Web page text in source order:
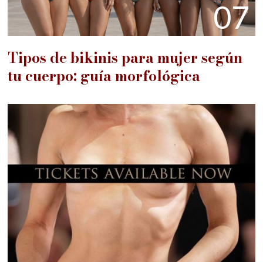
07
Tipos de bikinis para mujer según
tu cuerpo: guía morfológica